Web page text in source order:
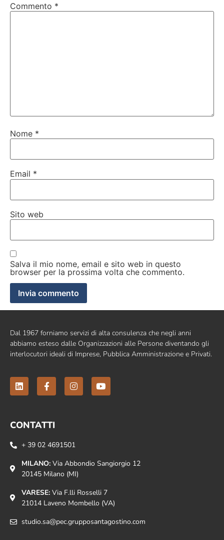
Commento *
Nome *
Email *
Sito web
Salva il mio nome, email e sito web in questo
browser per la prossima volta che commento.
Dal 1967 forniamo servizi di alta consulenza che negli anni
abbiamo esteso dalle Organizzazioni alle Persone diventando gli
interlocutori ideali di Imprese, Pubblica Amministrazione e Privati.
CONTATTI
+ 39 02 4691501
MILANO:Via Abbondio Sangiorgio 12
20145 Milano (MI)
VARESE:Via F.lli Rosselli 7
21014 Laveno Mombello (VA)
studio.sa@pec.grupposantagostino.com